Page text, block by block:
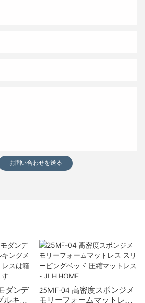
お問い合わせを送る
ダンデ
ルキン
25MF-04 高密度スポンジメ
モリーフォームマットレス